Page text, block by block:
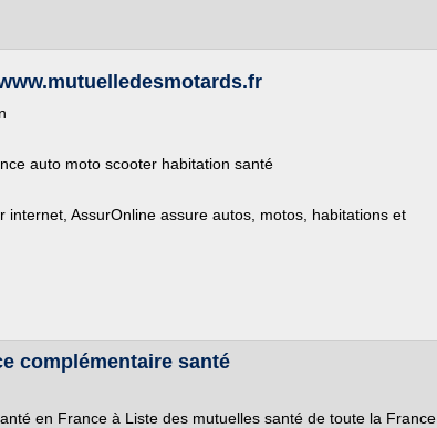
auto moto scooter habitation santé
internet, AssurOnline assure autos, motos, habitations et
complémentaire santé
en France à Liste des mutuelles santé de toute la France